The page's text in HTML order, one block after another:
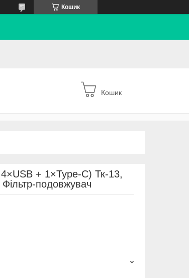
Кошик
Кошик
+ 1×Type-C) Тк-13,
подовжувач